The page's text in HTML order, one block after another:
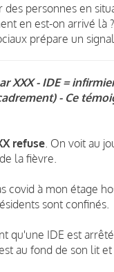
des personnes en
en est-on arrivé là
prépare un
XXX - IDE =
- Ce
refuse . On voit au
la fièvre.
covid à mon étage
sont confinés.
qu'une IDE est
au fond de son lit et